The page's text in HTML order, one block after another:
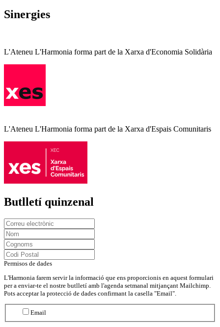
Sinergies
L'Ateneu L'Harmonia forma part de la Xarxa d'Economia Solidària
L'Ateneu L'Harmonia forma part de la Xarxa d'Espais Comunitaris
Butlletí quinzenal
Permisos de dades
L'Harmonia farem servir la informació que ens proporcionis en aquest formulari
per a enviar-te el nostre butlletí amb l'agenda setmanal mitjançant Mailchimp.
Pots acceptar la protecció de dades confirmant la casella "Email".
Email